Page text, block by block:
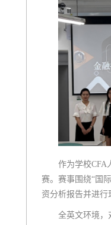
作为学校CFA
赛。赛事围绕“国
资分析报告并进行
全英文环境，